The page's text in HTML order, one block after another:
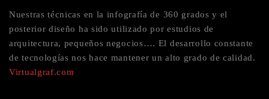
Nuestras técnicas en la infografía de 360 grados y el
posterior diseño ha sido utilizado por estudios de
arquitectura, pequeños negocios…. El desarrollo constante
de tecnologías nos hace mantener un alto grado de calidad.
Virtualgraf.com